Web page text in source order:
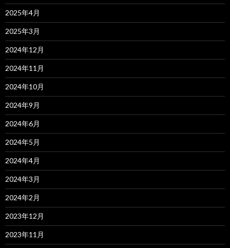
2025年4月
2025年3月
2024年12月
2024年11月
2024年10月
2024年9月
2024年6月
2024年5月
2024年4月
2024年3月
2024年2月
2023年12月
2023年11月